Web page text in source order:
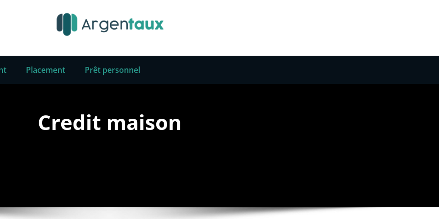
Placement Prêt personnel
Credit maison